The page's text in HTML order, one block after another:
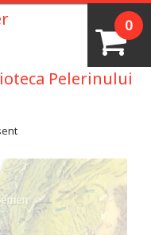
0
Pelerinului